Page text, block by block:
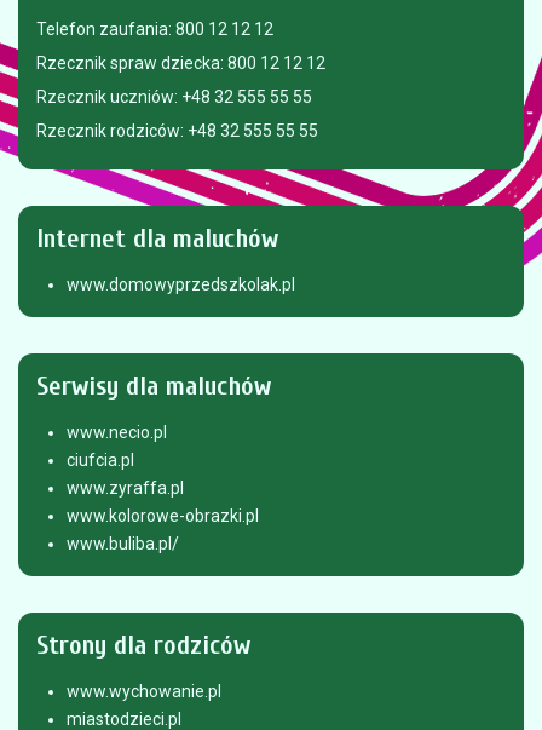
Telefon zaufania: 800 12 12 12
Rzecznik spraw dziecka: 800 12 12 12
Rzecznik uczniów: +48 32 555 55 55
Rzecznik rodziców: +48 32 555 55 55
Internet dla maluchów
www.domowyprzedszkolak.pl
Serwisy dla maluchów
www.necio.pl
ciufcia.pl
www.zyraffa.pl
www.kolorowe-obrazki.pl
www.buliba.pl/
Strony dla rodziców
www.wychowanie.pl
miastodzieci.pl